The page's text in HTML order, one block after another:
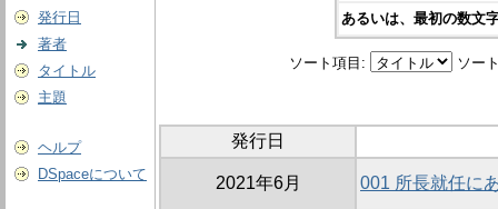
発行日
著者
タイトル
主題
ヘルプ
DSpaceについて
あるいは、最初の数文
ソート項目: ソー
発行日
2021年6月 001 所長就任に